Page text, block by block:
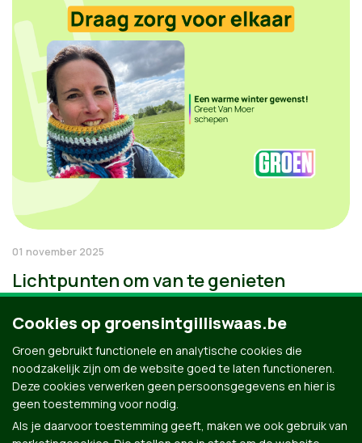
01 november 2025
Lichtpunten om van te genieten
Cookies op groensintgilliswaas.be
Groen gebruikt functionele en analytische cookies die
noodzakelijk zijn om de website goed te laten functioneren.
Deze cookies verwerken geen persoonsgegevens en hier is
geen toestemming voor nodig.
Als je daarvoor toestemming geeft, maken we ook gebruik van